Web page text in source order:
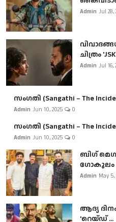
Admin Jul 28,
ചിത്രം
Admin Jul 16,
സംഗതി (Sangathi – The
Admin Jun 10, 2025 0
സംഗതി (Sangathi – The
Admin Jun 10, 2025 0
ബി​ഗ്
ഗോകുലം
Admin May 5,
ആദ്യ ദിനം
'റെയ്ഡ് ...